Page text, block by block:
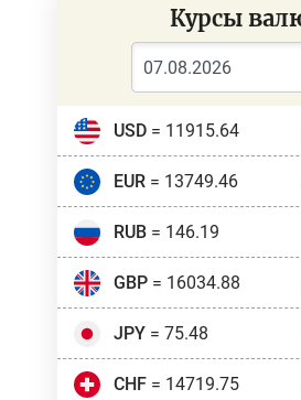
Курсы
USD= 11915.64
EUR= 13749.46
RUB= 146.19
GBP= 16034.88
JPY= 75.48
CHF= 14719.75